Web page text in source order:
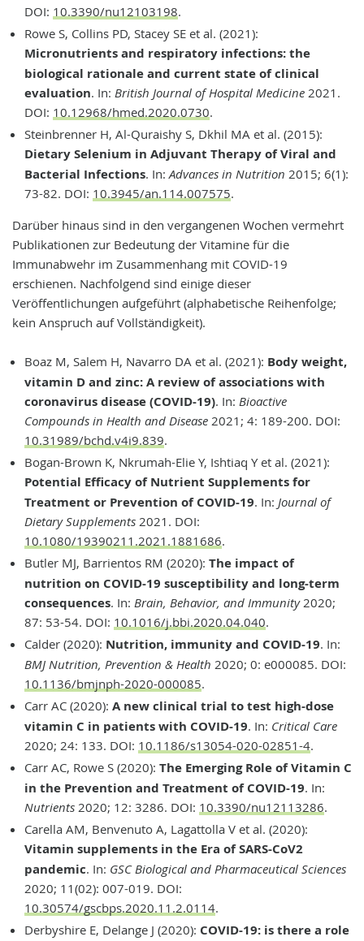
DOI: 10.3390/nu12103198.
Rowe S, Collins PD, Stacey SE et al. (2021):
Micronutrients and respiratory infections: the
biological rationale and current state of clinical
evaluation. In: British Journal of Hospital Medicine 2021.
DOI: 10.12968/hmed.2020.0730.
Steinbrenner H, Al-Quraishy S, Dkhil MA et al. (2015):
Dietary Selenium in Adjuvant Therapy of Viral and
Bacterial Infections. In:Advances in Nutrition 2015; 6(1):
73-82. DOI: 10.3945/an.114.007575.
Darüber hinaus sind in den vergangenen Wochen vermehrt
Publikationen zur Bedeutung der Vitamine für die
Immunabwehr im Zusammenhang mit COVID-19
erschienen. Nachfolgend sind einige dieser
Veröffentlichungen aufgeführt (alphabetische Reihenfolge;
kein Anspruch auf Vollständigkeit).
Boaz M, Salem H, Navarro DA et al. (2021): Body weight,
vitamin D and zinc: A review of associations with
coronavirus disease (COVID-19). In: Bioactive
Compounds in Health and Disease 2021; 4: 189-200. DOI:
10.31989/bchd.v4i9.839.
Bogan-Brown K, Nkrumah-Elie Y, Ishtiaq Y et al. (2021):
Potential Efficacy of Nutrient Supplements for
Treatment or Prevention of COVID-19. In: Journal of
Dietary Supplements 2021. DOI:
10.1080/19390211.2021.1881686.
Butler MJ, Barrientos RM (2020): The impact of
nutrition on COVID-19 susceptibility and long-term
consequences. In: Brain, Behavior, and Immunity2020;
87: 53-54. DOI: 10.1016/j.bbi.2020.04.040.
Calder (2020): Nutrition, immunity and COVID-19. In:
BMJ Nutrition, Prevention & Health 2020; 0: e000085. DOI:
10.1136/bmjnph-2020-000085.
Carr AC (2020): A new clinical trial to test high-dose
vitamin C in patients with COVID-19. In: Critical Care
2020; 24: 133. DOI: 10.1186/s13054-020-02851-4.
Carr AC, Rowe S (2020): The Emerging Role of Vitamin C
in the Prevention and Treatment of COVID-19. In:
Nutrients 2020; 12: 3286. DOI: 10.3390/nu12113286.
Carella AM, Benvenuto A, Lagattolla V et al. (2020):
Vitamin supplements in the Era of SARS-CoV2
pandemic. In: GSC Biological and Pharmaceutical Sciences
2020; 11(02): 007-019. DOI:
10.30574/gscbps.2020.11.2.0114.
Derbyshire E, Delange J (2020): COVID-19: is there a role